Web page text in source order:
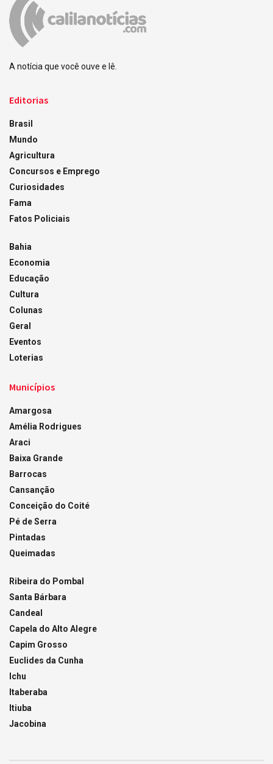
A notícia que você ouve e lê.
Editorias
Brasil
Mundo
Agricultura
Concursos e Emprego
Curiosidades
Fama
Fatos Policiais
Bahia
Economia
Educação
Cultura
Colunas
Geral
Eventos
Loterias
Municípios
Amargosa
Amélia Rodrigues
Araci
Baixa Grande
Barrocas
Cansanção
Conceição do Coité
Pé de Serra
Pintadas
Queimadas
Ribeira do Pombal
Santa Bárbara
Candeal
Capela do Alto Alegre
Capim Grosso
Euclides da Cunha
Ichu
Itaberaba
Itiuba
Jacobina